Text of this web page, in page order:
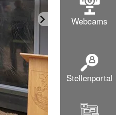
Webcams
Stellenportal